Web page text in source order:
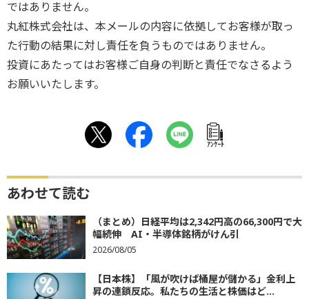
ではありません。
丸紅株式会社は、本メールの内容に依拠してお客様が取っ
た行動の結果に対し責任を負うものではありません。
投資にあたってはお客様ご自身の判断と責任でなさるよう
お願いいたします。
ｱﾝｹｰﾄ
あわせて読む
（まとめ）日経平均は2,342円高の66,300円で大
幅続伸 AI・半導体銘柄がけん引
2026/08/05
【日本株】「風が吹けば桶屋が儲かる」金利上
昇の連鎖反応。私たちの生活と株価はど...